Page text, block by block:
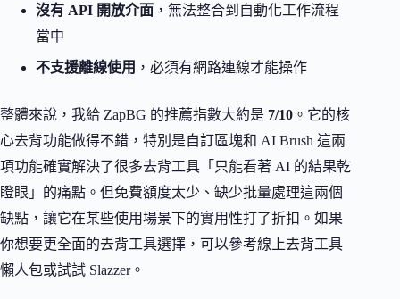
沒有 API 開放介面 ，無法整合到自動化工作流程
當中
不支援離線使用 ，必須有網路連線才能操作
整體來說，我給 ZapBG 的推薦指數大約是 7/10 。它的核
心去背功能做得不錯，特別是自訂區塊和 AI Brush 這兩
項功能確實解決了很多去背工具「只能看著 AI 的結果乾
瞪眼」的痛點。但免費額度太少、缺少批量處理這兩個
缺點，讓它在某些使用場景下的實用性打了折扣。如果
你想要更全面的去背工具選擇，可以參考線上去背工具
懶人包或試試 Slazzer。